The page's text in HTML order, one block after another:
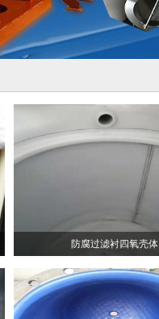
防腐过滤衬四氧壳体